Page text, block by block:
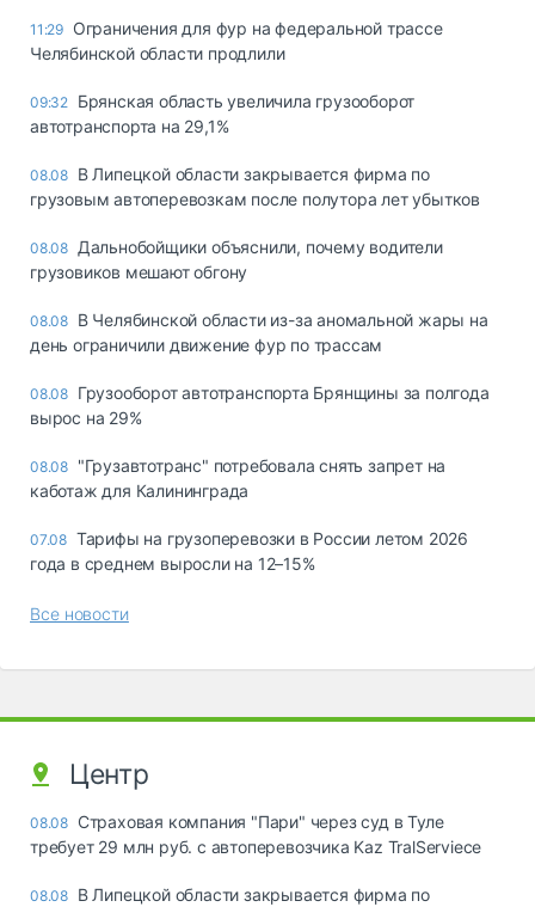
11:29 Ограничения для фур на федеральной трассе
Челябинской области продлили
09:32 Брянская область увеличила грузооборот
автотранспорта на 29,1%
08.08 В Липецкой области закрывается фирма по
грузовым автоперевозкам после полутора лет убытков
08.08 Дальнобойщики объяснили, почему водители
грузовиков мешают обгону
08.08 В Челябинской области из-за аномальной жары на
день ограничили движение фур по трассам
08.08 Грузооборот автотранспорта Брянщины за полгода
вырос на 29%
08.08 "Грузавтотранс" потребовала снять запрет на
каботаж для Калининграда
07.08 Тарифы на грузоперевозки в России летом 2026
года в среднем выросли на 12–15%
Все новости
Центр
08.08 Страховая компания "Пари" через суд в Туле
требует 29 млн руб. с автоперевозчика Kaz TralServiece
08.08 В Липецкой области закрывается фирма по